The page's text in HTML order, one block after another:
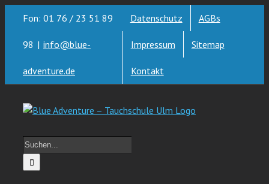
springen
Fon: 01 76 / 23 51 89
98 | info@blue-
adventure.de
Datenschutz AGBs
Impressum Sitemap
Kontakt
Suche
nach: